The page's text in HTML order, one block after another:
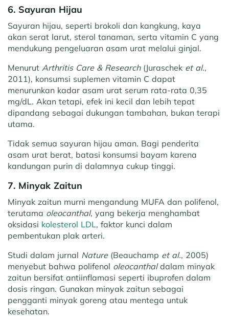
6. Sayuran Hijau
Sayuran hijau, seperti brokoli dan kangkung, kaya
akan serat larut, sterol tanaman, serta vitamin C yang
mendukung pengeluaran asam urat melalui ginjal.
Menurut Arthritis Care & Research(Juraschek et al.,
2011), konsumsi suplemen vitamin C dapat
menurunkan kadar asam urat serum rata-rata 0,35
mg/dL. Akan tetapi, efek ini kecil dan lebih tepat
dipandang sebagai dukungan tambahan, bukan terapi
utama.
Tidak semua sayuran hijau aman. Bagi penderita
asam urat berat, batasi konsumsi bayam karena
kandungan purin di dalamnya cukup tinggi.
7. Minyak Zaitun
Minyak zaitun murni mengandung MUFA dan polifenol,
terutama oleocanthal, yang bekerja menghambat
oksidasi kolesterol LDL, faktor kunci dalam
pembentukan plak arteri.
Studi dalam jurnal Nature(Beauchamp et al., 2005)
menyebut bahwa polifenol oleocanthaldalam minyak
zaitun bersifat antiinflamasi seperti ibuprofen dalam
dosis ringan. Gunakan minyak zaitun sebagai
pengganti minyak goreng atau mentega untuk
kesehatan.